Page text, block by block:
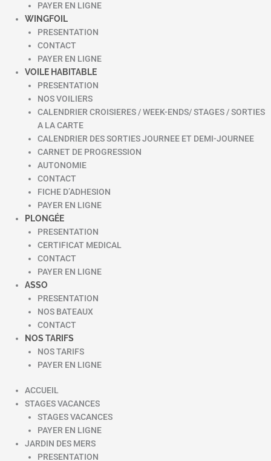
PAYER EN LIGNE
WINGFOIL
PRESENTATION
CONTACT
PAYER EN LIGNE
VOILE HABITABLE
PRESENTATION
NOS VOILIERS
CALENDRIER CROISIERES / WEEK-ENDS/ STAGES / SORTIES
A LA CARTE
CALENDRIER DES SORTIES JOURNEE ET DEMI-JOURNEE
CARNET DE PROGRESSION
AUTONOMIE
CONTACT
FICHE D’ADHESION
PAYER EN LIGNE
PLONGÉE
PRESENTATION
CERTIFICAT MEDICAL
CONTACT
PAYER EN LIGNE
ASSO
PRESENTATION
NOS BATEAUX
CONTACT
NOS TARIFS
NOS TARIFS
PAYER EN LIGNE
ACCUEIL
STAGES VACANCES
STAGES VACANCES
PAYER EN LIGNE
JARDIN DES MERS
PRESENTATION